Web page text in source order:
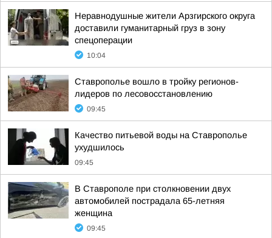
Неравнодушные жители Арзгирского округа
доставили гуманитарный груз в зону
спецоперации
10:04
Ставрополье вошло в тройку регионов-
лидеров по лесовосстановлению
09:45
Качество питьевой воды на Ставрополье
ухудшилось
09:45
В Ставрополе при столкновении двух
автомобилей пострадала 65-летняя
женщина
09:45